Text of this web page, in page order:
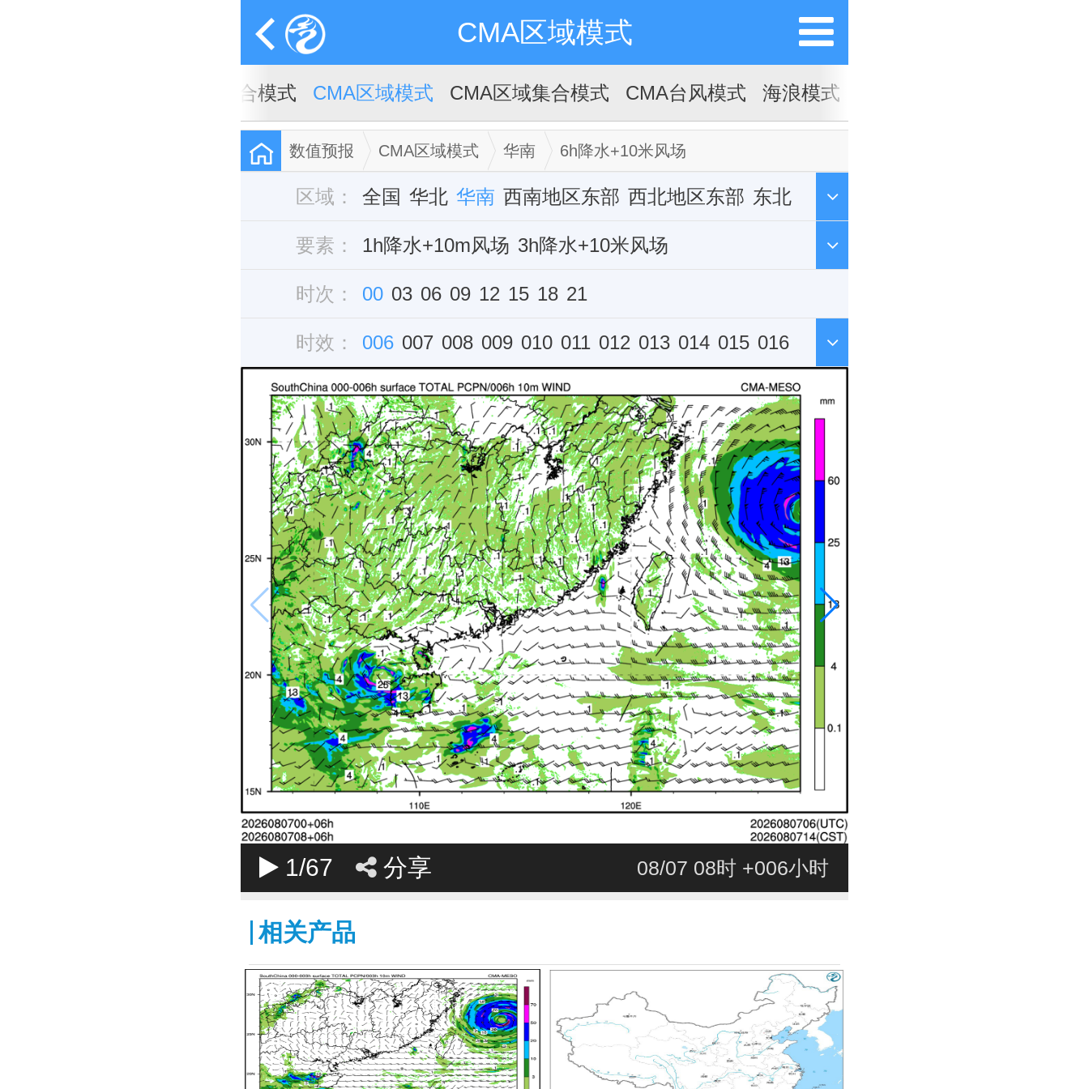
CMA区域模式
CMA全球集合模式 CMA区域模式 CMA区域集合模式 CMA台风模式 海浪模式
数值预报 CMA区域模式 华南 6h降水+10米风场
区域： 全国 华北 华南 西南地区东部 西北地区东部 东北
华中 西藏 新疆 华东 单站
要素： 1h降水+10m风场 3h降水+10米风场
6h降水+10米风场 12h降水+10米风场
雷达组合反射率
时次： 00 03 06 09 12 15 18 21
时效： 006 007 008 009 010 011 012 013 014 015 016
017 018 019 020 021 022 023 024 025 026 027
028 029 030 031 032 033 034 035 036 037 038
039 040 041 042 043 044 045 046 047 048 049
050 051 052 053 054 055 056 057 058 059 060
061 062 063 064 065 066 067 068 069 070 071
072
1/67 分享 08/07 08时 +006小时
相关产品